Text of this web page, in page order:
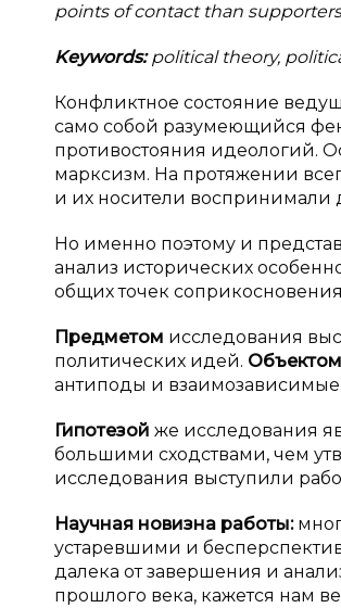
points of contact than
Keywords:political theory,
Конфликтное состояние
само собой разумеющийся
противостояния идеологий.
марксизм. На протяжении
и их носители воспринимали
Но именно поэтому и
анализ исторических
общих точек
Предметом исследования
политических идей. Объектом
антиподы и взаимозависимые
Гипотезой же исследования
большими сходствами, чем
исследования выступили
Научная новизна работы:
устаревшими и
далека от завершения и
прошлого века, кажется нам